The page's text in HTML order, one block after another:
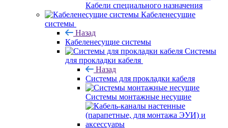
Кабели специального назначения
Кабеленесущие
системы
Назад
Кабеленесущие системы
Системы
для прокладки кабеля
Назад
Системы для прокладки кабеля
Системы монтажные несущие